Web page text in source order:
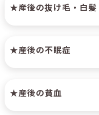
★産後の抜け毛・白髪
★産後の不眠症
★産後の貧血